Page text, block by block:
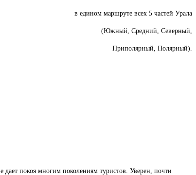
в едином маршруте всех 5 частей Урала
(Южный, Средний, Северный,
Приполярный, Полярный).
дает покоя многим поколениям туристов. Уверен, почти